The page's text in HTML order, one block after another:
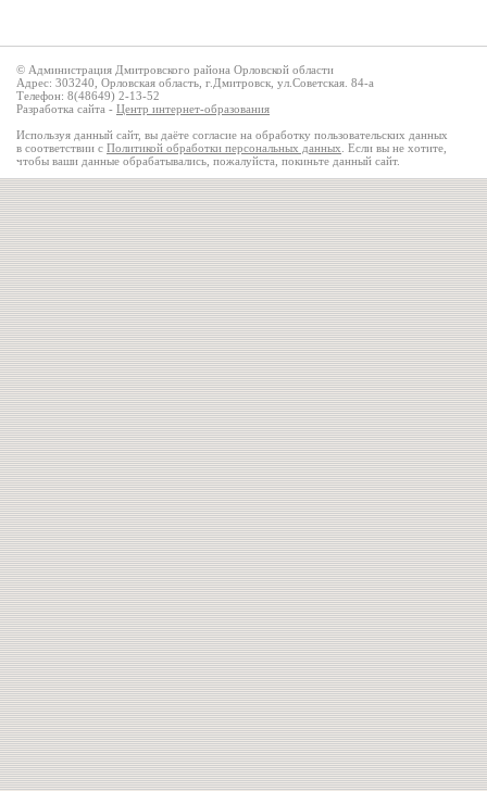
© Администрация Дмитровского района Орловской области
Адрес: 303240, Орловская область, г.Дмитровск, ул.Советская. 84-а
Телефон: 8(48649) 2-13-52
Разработка сайта - Центр интернет-образования
Используя данный сайт, вы даёте согласие на обработку пользовательских данных
в соответствии с Политикой обработки персональных данных . Если вы не хотите,
чтобы ваши данные обрабатывались, пожалуйста, покиньте данный сайт.